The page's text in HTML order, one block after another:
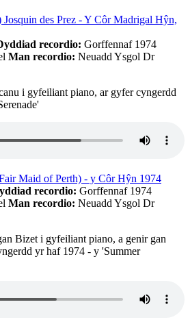
des Prez - Y Côr Madrigal Hŷn,
recordio: Gorffennaf 1974
Man recordio: Neuadd Ysgol Dr
i gyfeiliant piano, ar gyfer cyngerdd
Maid of Perth) - y Côr Hŷn 1974
recordio: Gorffennaf 1974
Man recordio: Neuadd Ysgol Dr
Bizet i gyfeiliant piano, a genir gan
yr haf 1974 - y 'Summer